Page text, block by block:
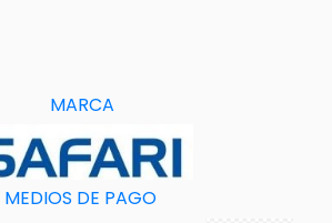
MARCA
MEDIOS DE PAGO